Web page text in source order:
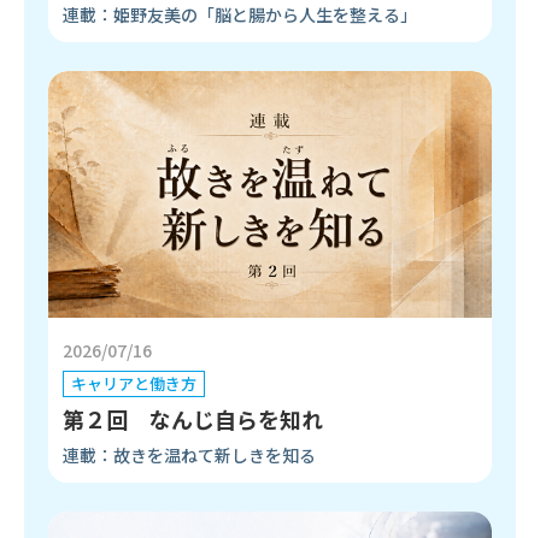
連載：姫野友美の「脳と腸から人生を整える」
2026/07/16
キャリアと働き方
第２回 なんじ自らを知れ
連載：故きを温ねて新しきを知る